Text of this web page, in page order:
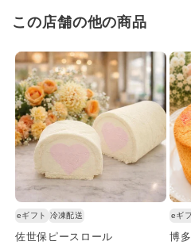
この店舗の他の商品
eギフト 冷凍配送
佐世保ピースロール
eギ
博